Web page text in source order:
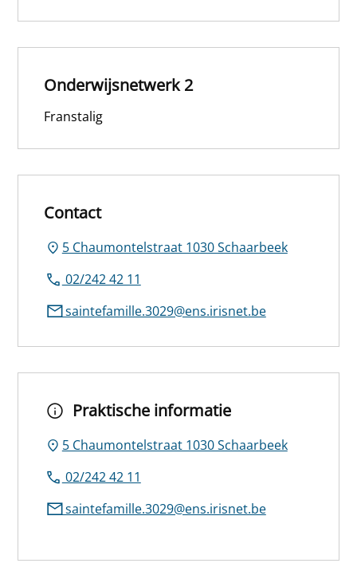
Onderwijsnetwerk 2
Franstalig
Contact
5 Chaumontelstraat 1030 Schaarbeek
02/242 42 11
saintefamille.3029@ens.irisnet.be
Praktische informatie
5 Chaumontelstraat 1030 Schaarbeek
02/242 42 11
saintefamille.3029@ens.irisnet.be